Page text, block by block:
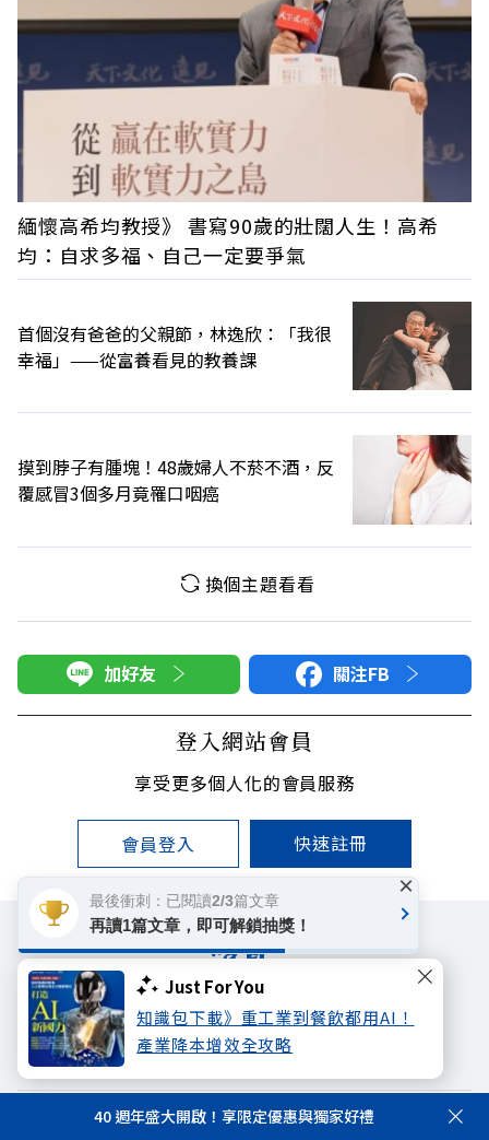
Just For You
知識包下載》重工業到餐飲都用AI！
產業降本增效全攻略
緬懷高希均教授》 書寫90歲的壯闊人生！高希
均：自求多福、自己一定要爭氣
首個沒有爸爸的父親節，林逸欣：「我很
幸福」——從富養看見的教養課
摸到脖子有腫塊！48歲婦人不菸不酒，反
覆感冒3個多月竟罹口咽癌
換個主題看看
加好友 關注FB
登入網站會員
享受更多個人化的會員服務
會員登入 快速註冊
遠見雜誌 哈佛商業評論
天下文化
未來親子學習平台
50+
著作權聲明 隱私權政策
40 週年盛大開啟！享限定優惠與獨家好禮
最後衝刺：已閱讀2/3篇文章
再讀1篇文章，即可解鎖抽獎！
×